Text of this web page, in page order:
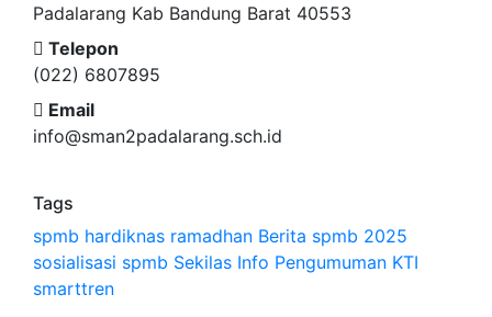
Padalarang Kab Bandung Barat 40553
Telepon
(022) 6807895
Email
info@sman2padalarang.sch.id
Tags
spmb hardiknas ramadhan Berita spmb 2025
sosialisasi spmb Sekilas Info Pengumuman KTI
smarttren